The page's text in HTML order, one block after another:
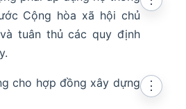
Cộng hòa xã hội chủ
tuân thủ các quy định
cho hợp đồng xây dựng
⋮